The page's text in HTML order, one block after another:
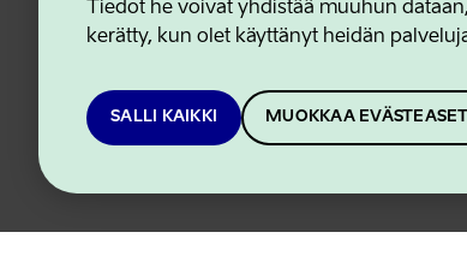
Tiedot he voivat yhdistää muuhun
kerätty, kun olet käyttänyt heidän
SALLI KAIKKI MUOKKAA